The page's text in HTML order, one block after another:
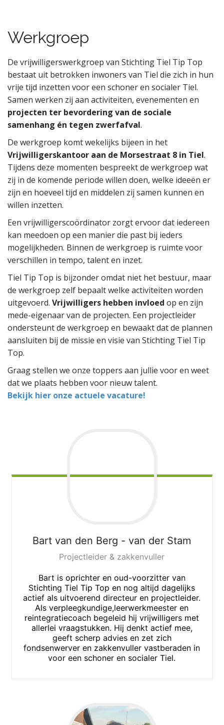
Werkgroep
De vrijwilligerswerkgroep van Stichting Tiel Tip Top
bestaat uit betrokken inwoners van Tiel die zich in hun
vrije tijd inzetten voor een schoner en socialer Tiel.
Samen werken zij aan activiteiten, evenementen en
projecten ter bevordering van de sociale
samenhang én tegen zwerfafval.
De werkgroep komt wekelijks bijeen in het
Vrijwilligerskantoor aan de Morsestraat 8 in Tiel.
Tijdens deze momenten bespreekt de werkgroep wat
zij in de komende periode willen doen, welke ideeën er
zijn en hoeveel tijd en middelen zij samen kunnen en
willen inzetten.
Een vrijwilligerscoördinator zorgt ervoor dat iedereen
kan meedoen op een manier die past bij ieders
mogelijkheden. Binnen de werkgroep is ruimte voor
verschillen in tempo, talent en inzet.
Tiel Tip Top is bijzonder omdat niet het bestuur, maar
de werkgroep zelf bepaalt welke activiteiten worden
uitgevoerd. Vrijwilligers hebben invloed op en zijn
mede-eigenaar van de projecten. Een projectleider
ondersteunt de werkgroep en bewaakt dat de plannen
aansluiten bij de missie en visie van Stichting Tiel Tip
Top.
Graag stellen we onze toppers aan jullie voor en weet
dat we plaats hebben voor nieuw talent.
Bekijk hier onze actuele vacature!
Bart van den Berg - van der Stam
Projectleider & zakkenvuller
Bart is oprichter en oud-voorzitter van
Stichting Tiel Tip Top en nog altijd dagelijks
actief als uitvoerend directeur en projectleider.
Als verpleegkundige,leerwerkmeester en
reintegratiecoach begeleid hij vrijwilligers met
allerlei vraagstukken. Hij denkt actief mee,
geeft scherp advies en zet zich
fondsenwerver en zakkenvuller vastberaden in
voor een schoner en socialer Tiel.